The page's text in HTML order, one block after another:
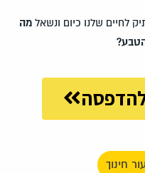
לחיים שלנו כיום ונשאל מה
חינוך